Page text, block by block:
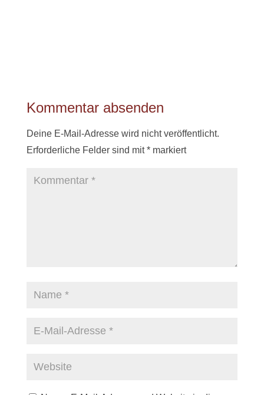
Kommentar absenden
Deine E-Mail-Adresse wird nicht veröffentlicht.
Erforderliche Felder sind mit*markiert